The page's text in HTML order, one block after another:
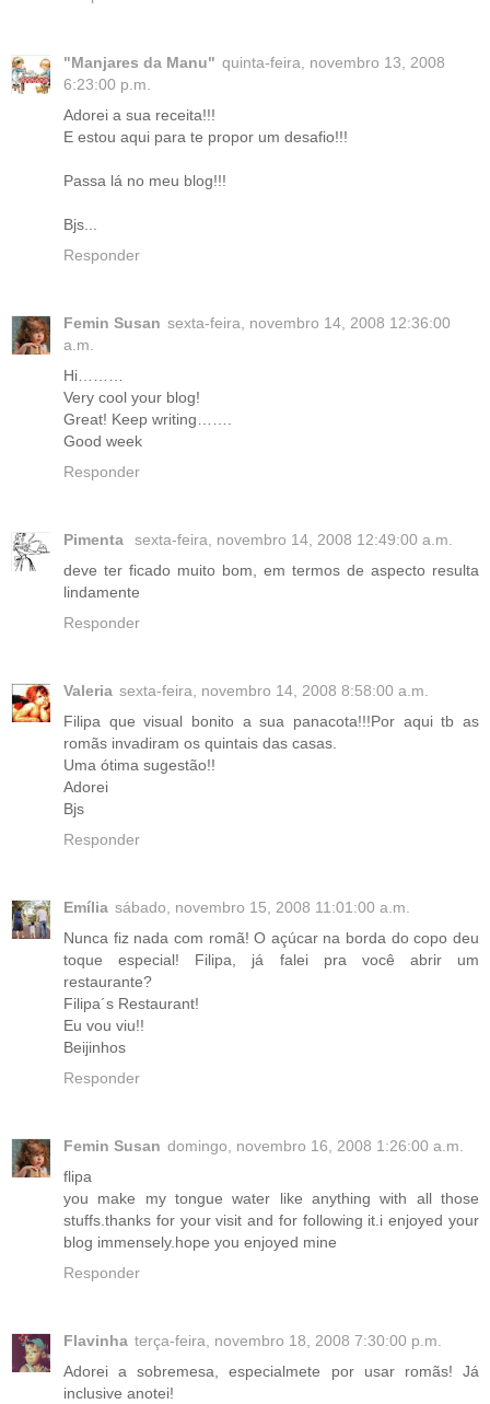
"Manjares da Manu" quinta-feira, novembro 13, 2008
6:23:00 p.m.
Adorei a sua receita!!!
E estou aqui para te propor um desafio!!!
Passa lá no meu blog!!!
Bjs...
Responder
Femin Susan sexta-feira, novembro 14, 2008 12:36:00
a.m.
Hi………
Very cool your blog!
Great! Keep writing…….
Good week
Responder
Pimenta
sexta-feira, novembro 14, 2008 12:49:00 a.m.
deve ter ficado muito bom, em termos de aspecto resulta
lindamente
Responder
Valeria sexta-feira, novembro 14, 2008 8:58:00 a.m.
Filipa que visual bonito a sua panacota!!!Por aqui tb as
romãs invadiram os quintais das casas.
Uma ótima sugestão!!
Adorei
Bjs
Responder
Emília sábado, novembro 15, 2008 11:01:00 a.m.
Nunca fiz nada com romã! O açúcar na borda do copo deu
toque especial! Filipa, já falei pra você abrir um
restaurante?
Filipa´s Restaurant!
Eu vou viu!!
Beijinhos
Responder
Femin Susan domingo, novembro 16, 2008 1:26:00 a.m.
flipa
you make my tongue water like anything with all those
stuffs.thanks for your visit and for following it.i enjoyed your
blog immensely.hope you enjoyed mine
Responder
Flavinha terça-feira, novembro 18, 2008 7:30:00 p.m.
Adorei a sobremesa, especialmete por usar romãs! Já
inclusive anotei!